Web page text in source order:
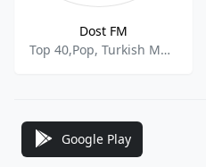
Dost FM
Top 40,Pop, Turkish Music
Google Play